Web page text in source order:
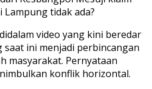
tidak ada?
video yang kini beredar
saat ini menjadi perbincangan
masyarakat. Pernyataan
konflik horizontal.